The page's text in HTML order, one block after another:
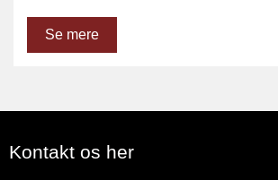
Se mere
Kontakt os her